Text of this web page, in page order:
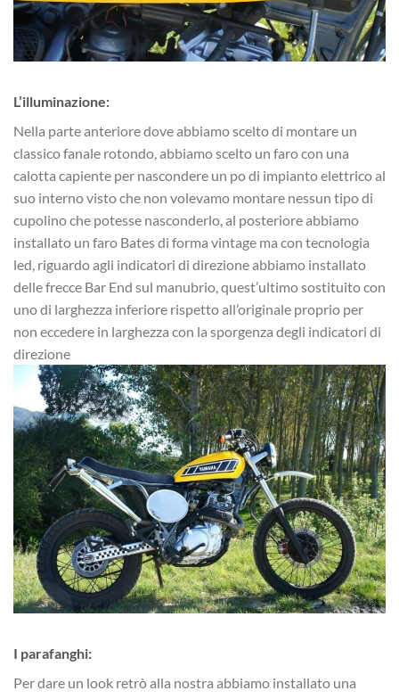
L’illuminazione:
Nella parte anteriore dove abbiamo scelto di montare un
classico fanale rotondo, abbiamo scelto un faro con una
calotta capiente per nascondere un po di impianto elettrico al
suo interno visto che non volevamo montare nessun tipo di
cupolino che potesse nasconderlo, al posteriore abbiamo
installato un faro Bates di forma vintage ma con tecnologia
led, riguardo agli indicatori di direzione abbiamo installato
delle frecce Bar End sul manubrio, quest’ultimo sostituito con
uno di larghezza inferiore rispetto all’originale proprio per
non eccedere in larghezza con la sporgenza degli indicatori di
direzione
I parafanghi:
Per dare un look retrò alla nostra abbiamo installato una